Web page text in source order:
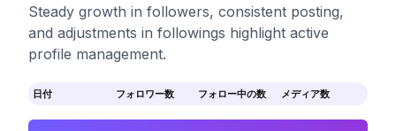
Steady growth in followers, consistent posting,
and adjustments in followings highlight active
profile management.
日付 フォロワー数 フォロー中の数 メディア数